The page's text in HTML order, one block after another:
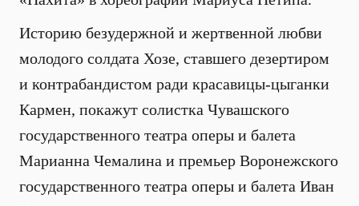
Историю безудержной и жертвенной любви
молодого солдата Хозе, ставшего дезертиром
и контрабандистом ради красавицы-цыганки
Кармен, покажут солистка Чувашского
государственного театра оперы и балета
Марианна Чемалина и премьер Воронежского
государственного театра оперы и балета Иван